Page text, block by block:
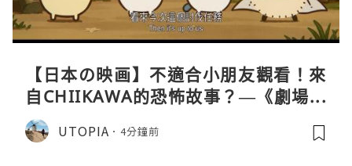
【日本の映画】不適合小朋友觀看！來
自CHIIKAWA的恐怖故事？—《劇場版
CHIIKAWA 人魚島的秘密》
UTOPIA 4分鐘前